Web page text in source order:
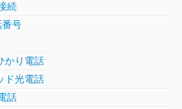
続
番号
かり電話
ド光電話
話